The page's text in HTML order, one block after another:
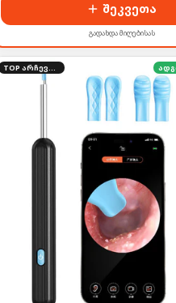
შეკვეთა
გადახდა მიღებისას
TOP არჩევანი